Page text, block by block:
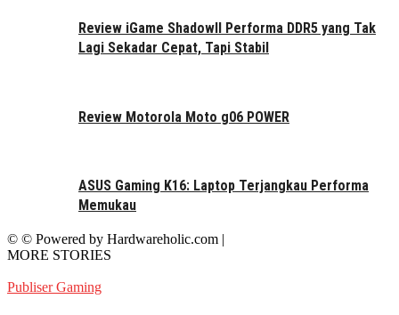
Review iGame ShadowII Performa DDR5 yang Tak
Lagi Sekadar Cepat, Tapi Stabil
Review Motorola Moto g06 POWER
ASUS Gaming K16: Laptop Terjangkau Performa
Memukau
© © Powered by Hardwareholic.com |
MORE STORIES
Publiser Gaming